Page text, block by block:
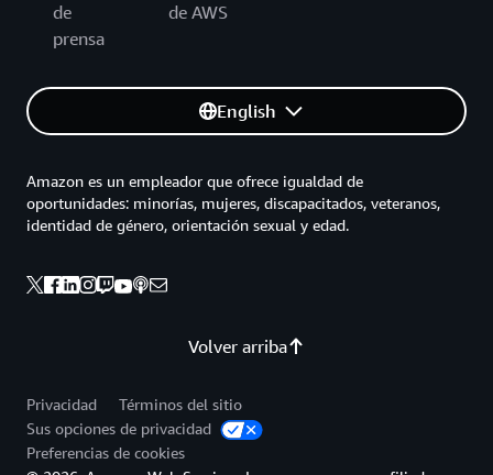
de
prensa
de AWS
English
Volver arriba
Amazon es un empleador que ofrece igualdad de
oportunidades: minorías, mujeres, discapacitados, veteranos,
identidad de género, orientación sexual y edad.
Privacidad
Términos del sitio
Sus opciones de privacidad
Preferencias de cookies